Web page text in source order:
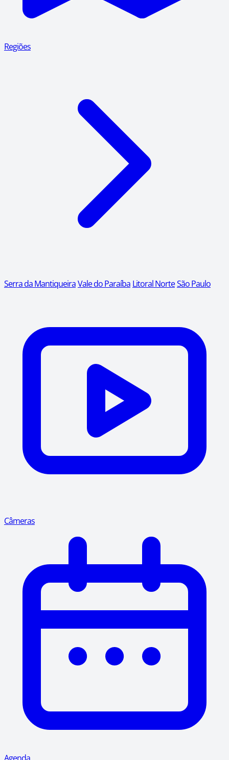
Regiões
Serra da MantiqueiraVale do Paraíba Litoral NorteSão Paulo
Câmeras